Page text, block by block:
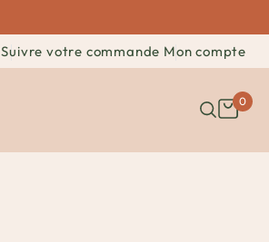
Suivre votre commande Mon compte
0